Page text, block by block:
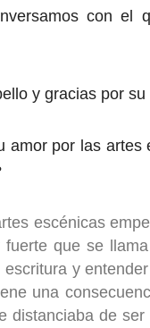
con el
y gracias por
amor por las
escénicas
fuerte que se
y
una
distanciaba de